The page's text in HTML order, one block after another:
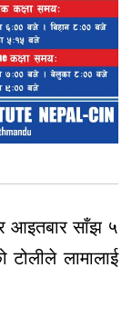
आइतबार साँझ ५
टोलीले लामालाई